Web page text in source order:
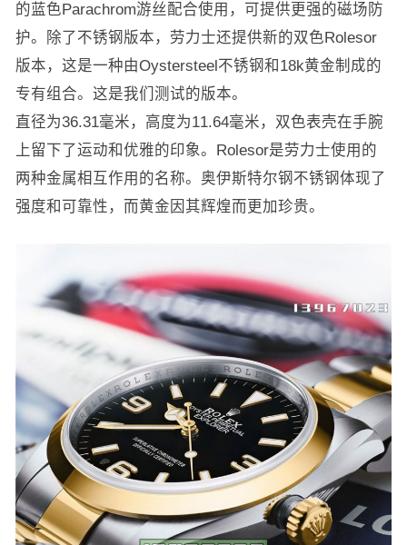
的蓝色Parachrom游丝配合使用，可提供更强的磁场防
护。除了不锈钢版本，劳力士还提供新的双色Rolesor
版本，这是一种由Oystersteel不锈钢和18k黄金制成的
专有组合。这是我们测试的版本。
直径为36.31毫米，高度为11.64毫米，双色表壳在手腕
上留下了运动和优雅的印象。Rolesor是劳力士使用的
两种金属相互作用的名称。奥伊斯特尔钢不锈钢体现了
强度和可靠性，而黄金因其辉煌而更加珍贵。